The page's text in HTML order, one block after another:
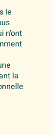
le
n’ont
la